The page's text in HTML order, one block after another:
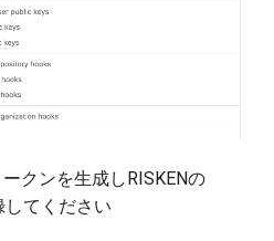
クンを生成しRISKENの
してください